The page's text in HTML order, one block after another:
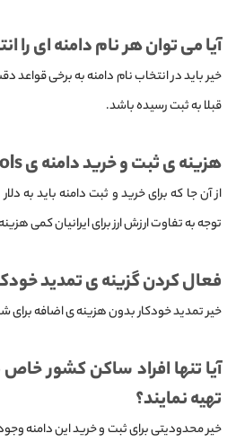
آیا می توان هر نام دامنه ای را
خیر باید در انتخاب نام دامنه به برخی قواعد
قبلا به ثبت رسیده باشد.
هزینه ی ثبت و خرید دامنه ی tools زیاد است؟
از آن جا که برای خرید و ثبت دامنه باید به
توجه به تفاوت ارزش ارز برای ایرانیان کمی
فعال کردن گزینه ی تمدید
خیر تمدید خودکار بدون هزینه ی اضافه برای
آیا تنها افراد ساکن کشور خاص
تهیه نمایند؟
خیر محدودیتی برای ثبت و خرید این دامنه